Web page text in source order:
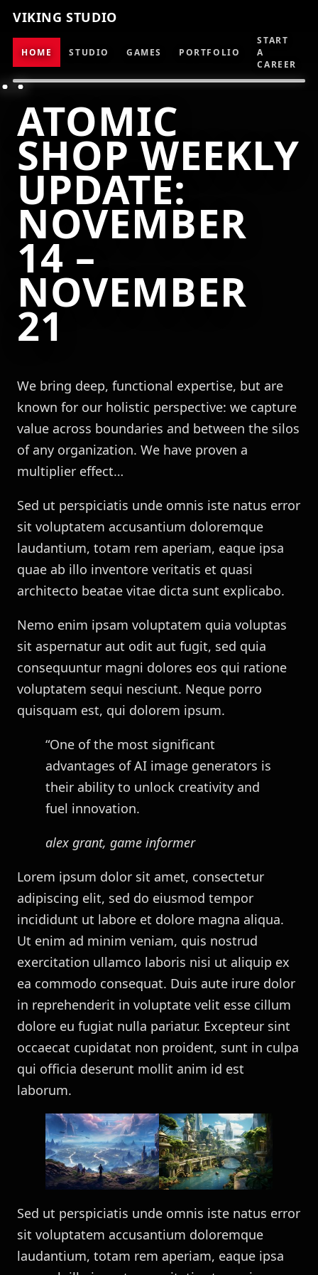
VIKING STUDIO
HOME STUDIO GAMES PORTFOLIO
START
A
CAREER
ATOMIC
SHOP WEEKLY
UPDATE:
NOVEMBER
14 –
NOVEMBER
21
We bring deep, functional expertise, but are
known for our holistic perspective: we capture
value across boundaries and between the silos
of any organization. We have proven a
multiplier effect…
Sed ut perspiciatis unde omnis iste natus error
sit voluptatem accusantium doloremque
laudantium, totam rem aperiam, eaque ipsa
quae ab illo inventore veritatis et quasi
architecto beatae vitae dicta sunt explicabo.
Nemo enim ipsam voluptatem quia voluptas
sit aspernatur aut odit aut fugit, sed quia
consequuntur magni dolores eos qui ratione
voluptatem sequi nesciunt. Neque porro
quisquam est, qui dolorem ipsum.
“One of the most significant
advantages of AI image generators is
their ability to unlock creativity and
fuel innovation.
alex grant, game informer
Lorem ipsum dolor sit amet, consectetur
adipiscing elit, sed do eiusmod tempor
incididunt ut labore et dolore magna aliqua.
Ut enim ad minim veniam, quis nostrud
exercitation ullamco laboris nisi ut aliquip ex
ea commodo consequat. Duis aute irure dolor
in reprehenderit in voluptate velit esse cillum
dolore eu fugiat nulla pariatur. Excepteur sint
occaecat cupidatat non proident, sunt in culpa
qui officia deserunt mollit anim id est
laborum.
Sed ut perspiciatis unde omnis iste natus error
sit voluptatem accusantium doloremque
laudantium, totam rem aperiam, eaque ipsa